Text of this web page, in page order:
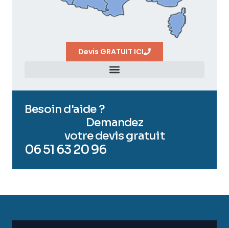
Devis GRATUIT ICI
Besoin d'aide ?
Demandez
votre devis gratuit
06 51 63 20 96